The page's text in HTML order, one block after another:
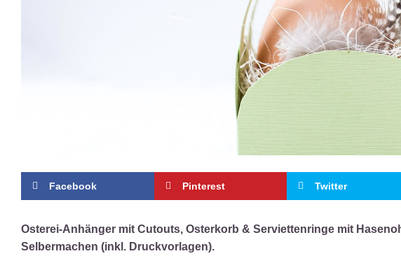
Facebook Pinterest Twitter
Osterei-Anhänger mit Cutouts, Osterkorb & Serviettenringe mit
Selbermachen (inkl. Druckvorlagen).